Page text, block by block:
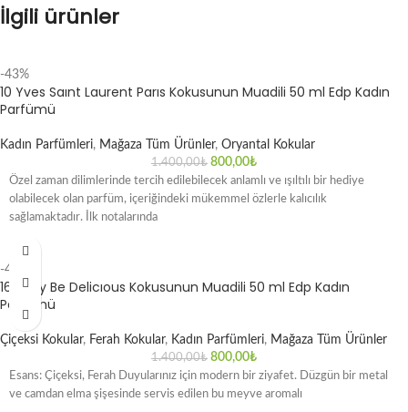
İlgili ürünler
-43%
10 Yves Saınt Laurent Parıs Kokusunun Muadili 50 ml Edp Kadın
Parfümü
Kadın Parfümleri, Mağaza Tüm Ürünler, Oryantal Kokular
1.400,00₺ 800,00₺
Özel zaman dilimlerinde tercih edilebilecek anlamlı ve ışıltılı bir hediye
olabilecek olan parfüm, içeriğindeki mükemmel özlerle kalıcılık
sağlamaktadır. İlk notalarında
-43%
16 Dkny Be Delicıous Kokusunun Muadili 50 ml Edp Kadın
Parfümü
Çiçeksi Kokular, Ferah Kokular, Kadın Parfümleri, Mağaza Tüm Ürünler
1.400,00₺ 800,00₺
Esans: Çiçeksi, Ferah Duyularınız için modern bir ziyafet. Düzgün bir metal
ve camdan elma şişesinde servis edilen bu meyve aromalı